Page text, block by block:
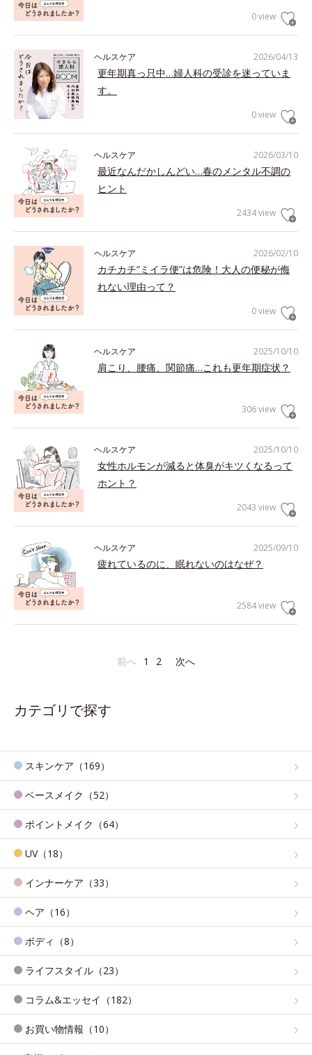
0 view
2026/04/13
ヘルスケア
更年期真っ只中…婦人科の受診を迷っていま
す。
0 view
2026/03/10
ヘルスケア
最近なんだかしんどい…春のメンタル不調の
ヒント
2434 view
2026/02/10
ヘルスケア
カチカチ“ミイラ便”は危険！大人の便秘が侮
れない理由って？
0 view
2025/10/10
ヘルスケア
肩こり、腰痛、関節痛…これも更年期症状？
306 view
2025/10/10
ヘルスケア
女性ホルモンが減ると体臭がキツくなるって
ホント？
2043 view
2025/09/10
ヘルスケア
疲れているのに、眠れないのはなぜ？
2584 view
前へ 1 2 次へ
カテゴリで探す
スキンケア（169）
ベースメイク（52）
ポイントメイク（64）
UV（18）
インナーケア（33）
ヘア（16）
ボディ（8）
ライフスタイル（23）
コラム&エッセイ（182）
お買い物情報（10）